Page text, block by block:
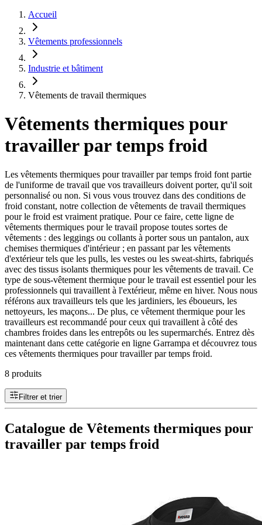
Accueil
Vêtements professionnels
Industrie et bâtiment
Vêtements de travail thermiques
Vêtements thermiques pour
travailler par temps froid
Les vêtements thermiques pour travailler par temps froid font partie
de l'uniforme de travail que vos travailleurs doivent porter, qu'il soit
personnalisé ou non. Si vous vous trouvez dans des conditions de
froid constant, notre collection de vêtements de travail thermiques
pour le froid est vraiment pratique. Pour ce faire, cette ligne de
vêtements thermiques pour le travail propose toutes sortes de
vêtements : des leggings ou collants à porter sous un pantalon, aux
chemises thermiques d'intérieur ; en passant par les vêtements
d'extérieur tels que les pulls, les vestes ou les sweat-shirts, fabriqués
avec des tissus isolants thermiques pour les vêtements de travail. Ce
type de sous-vêtement thermique pour le travail est essentiel pour les
professionnels qui travaillent à l'extérieur, même en hiver. Nous nous
référons aux travailleurs tels que les jardiniers, les éboueurs, les
nettoyeurs, les maçons... De plus, ce vêtement thermique pour les
travailleurs est recommandé pour ceux qui travaillent à côté des
chambres froides dans les entrepôts ou les supermarchés. Entrez dès
maintenant dans cette catégorie en ligne Garrampa et découvrez tous
ces vêtements thermiques pour travailler par temps froid.
8 produits
Filtrer et trier
Catalogue de Vêtements thermiques pour
travailler par temps froid